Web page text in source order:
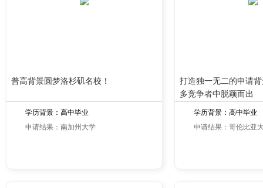
普高背景圆梦洛杉矶名校！
学历背景：高中毕业
申请结果：南加州大学
打造独一无二的申请
多竞争者中脱颖而出
学历背景：高中毕业
申请结果：哥伦比亚